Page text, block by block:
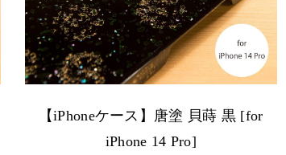
【iPhoneケース】唐塗 貝蒔 黒 [for
iPhone 14 Pro]